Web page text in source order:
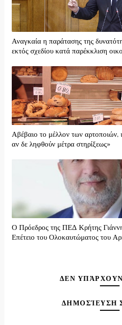
Αναγκαία η παράτασης της
εκτός σχεδίου κατά παρέκκλιση
Αβέβαιο το μέλλον των αρτοποιών,
αν δε ληφθούν μέτρα στηρίξεως»
Ο Πρόεδρος της ΠΕΔ Κρήτης
Επέτειο του Ολοκαυτώματος του
ΔΕΝ
ΔΗΜΟΣΊΕΥΣΗ